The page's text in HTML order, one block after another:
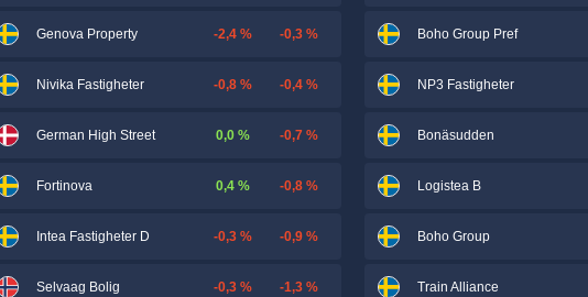
Genova Property -2,4 % -0,3 %
Nivika Fastigheter -0,8 % -0,4 %
German High Street 0,0 % -0,7 %
Fortinova 0,4 % -0,8 %
Intea Fastigheter D -0,3 % -0,9 %
Selvaag Bolig -0,3 % -1,3 %
Boho Group Pref
NP3 Fastigheter
Bonäsudden
Logistea B
Boho Group
Train Alliance